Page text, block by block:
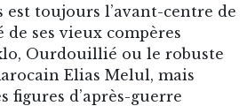
est toujours l’avant-centre de
ses vieux compères
Ourdouillié ou le robuste
Elias Melul, mais
figures d’après-guerre